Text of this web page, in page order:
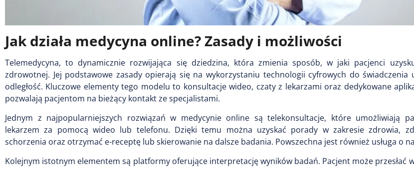
Jak działa medycyna online? Zasady i możliwości
Telemedycyna, to dynamicznie rozwijająca się dziedzina, która zmienia sposób, w jaki pacjenci
zdrowotnej. Jej podstawowe zasady opierają się na wykorzystaniu technologii cyfrowych do świadczenia
odległość. Kluczowe elementy tego modelu to konsultacje wideo, czaty z lekarzami oraz dedykowane
pozwalają pacjentom na bieżący kontakt ze specjalistami.
Jednym z najpopularniejszych rozwiązań w medycynie online są telekonsultacje, które umożliwiają
lekarzem za pomocą wideo lub telefonu. Dzięki temu można uzyskać porady w zakresie zdrowia,
schorzenia oraz otrzymać e-receptę lub skierowanie na dalsze badania. Powszechna jest również usługa o
Kolejnym istotnym elementem są platformy oferujące interpretację wyników badań. Pacjent może przesłać